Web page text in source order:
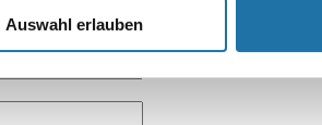
Auswahl erlauben